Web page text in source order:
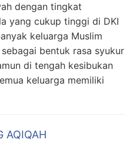
dengan tingkat
yang cukup tinggi di DKI
keluarga Muslim
bentuk rasa syukur
di tengah kesibukan
keluarga memiliki
AQIQAH